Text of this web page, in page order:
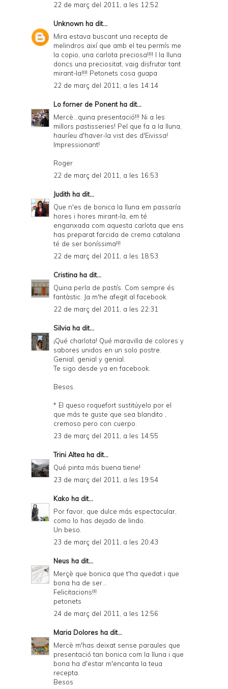
22 de març del 2011, a les 12:52
Unknown ha dit...
Mira estava buscant una recepta de
melindros així que amb el teu permís me
la copio, una carlota preciosa!!!! I la lluna
doncs una preciositat, vaig disfrutar tant
mirant-la!!!! Petonets cosa guapa
22 de març del 2011, a les 14:14
Lo forner de Ponentha dit...
Mercè...quina presentació!!! Ni a les
millors pastisseries! Pel que fa a la lluna,
hauríeu d'haver-la vist des d'Eivissa!
Impressionant!
Roger
22 de març del 2011, a les 16:53
Judith ha dit...
Que n'es de bonica la lluna em passaría
hores i hores mirant-la, em té
enganxada com aquesta carlota que ens
has preparat farcida de crema catalana
té de ser boníssima!!!
22 de març del 2011, a les 18:53
Cristina ha dit...
Quina perla de pastís. Com sempre és
fantàstic. Ja m'he afegit al facebook.
22 de març del 2011, a les 22:31
Silvia ha dit...
¡Qué charlota! Qué maravilla de colores y
sabores unidos en un solo postre.
Genial, genial y genial.
Te sigo desde ya en facebook.
Besos.
* El queso roquefort sustitúyelo por el
que más te guste que sea blandito ,
cremoso pero con cuerpo.
23 de març del 2011, a les 14:55
Trini Altea ha dit...
Qué pinta más buena tiene!
23 de març del 2011, a les 19:54
Kako ha dit...
Por favor, que dulce más espectacular,
como lo has dejado de lindo.
Un beso.
23 de març del 2011, a les 20:43
Neus ha dit...
Merçè que bonica que t'ha quedat i que
bona ha de ser...
Felicitacions!!!
petonets
24 de març del 2011, a les 12:56
Maria Dolores ha dit...
Mercè m'has deixat sense paraules que
presentació tan bonica com la lluna i que
bona ha d'estar m'encanta la teua
recepta.
Besos